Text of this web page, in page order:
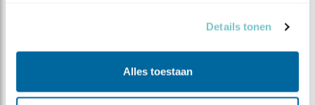
Details tonen
Alles toestaan
DEEL DIT FILMPJE